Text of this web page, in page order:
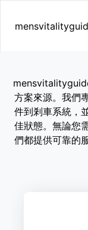
方案來源。我們
件到剎車系統，
佳狀態。無論您
們都提供可靠的